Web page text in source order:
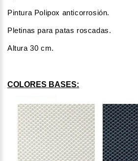
Pintura Polipox anticorrosión.
Pletinas para patas roscadas.
Altura 30 cm.
COLORES BASES: